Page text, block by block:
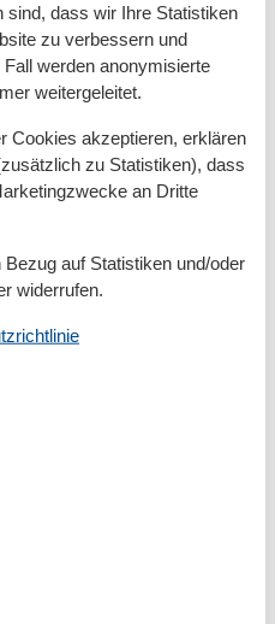
ruhige Straße, die sich
und nur wenige
entfernt befindet.
ein gemütliches Café
oder eine Radtour
möchten. Durch die
Anbindung fühlen sich
auch Aktivurlauber
sind, dass wir Ihre Statistiken
zu verbessern und
werden anonymisierte
weitergeleitet.
Cookies akzeptieren, erklären
zu Statistiken), dass
an Dritte
auf Statistiken und/oder
widerrufen.